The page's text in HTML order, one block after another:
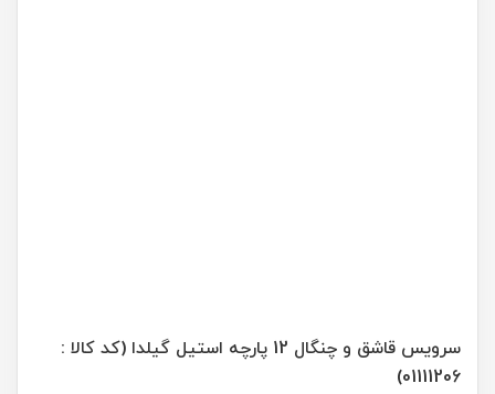
سرویس قاشق و چنگال 12 پارچه استیل گیلدا (کد کالا :
01111206)